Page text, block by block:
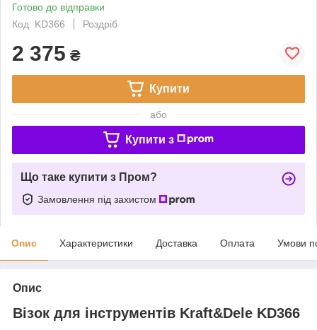
Готово до відправки
Код: KD366
Роздріб
2 375 ₴
Купити
або
Купити з
Що таке купити з Пром?
Замовлення під захистом
Опис Характеристики Доставка Оплата Умови
Опис
Візок для інструментів Kraft&Dele KD366